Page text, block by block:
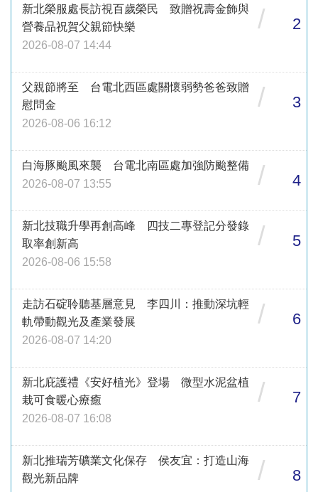
新北榮服處長訪視百歲榮民 致贈祝壽金飾與
營養品祝賀父親節快樂
2026-08-07 14:44
/ 2
父親節將至 台電北西區處關懷弱勢爸爸致贈
慰問金
2026-08-06 16:12
/ 3
白海豚颱風來襲 台電北南區處加強防颱整備
2026-08-07 13:55
/ 4
新北技職升學再創高峰 四技二專登記分發錄
取率創新高
2026-08-06 15:58
/ 5
走訪石碇聆聽基層意見 李四川：推動深坑輕
軌帶動觀光及產業發展
2026-08-07 14:20
/ 6
新北庇護禮《安好植光》登場 微型水泥盆植
栽可食暖心療癒
2026-08-07 16:08
/ 7
新北推瑞芳礦業文化保存 侯友宜：打造山海
觀光新品牌
/ 8